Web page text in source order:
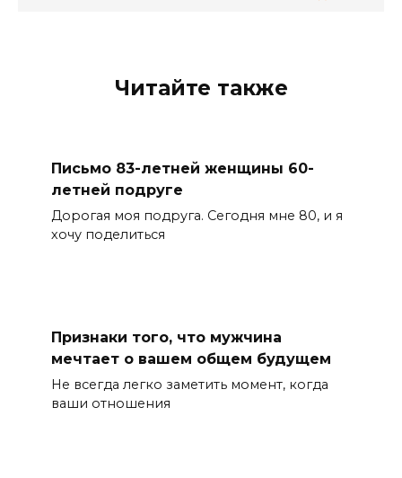
Читайте также
Письмо 83-летней женщины 60-
летней подруге
Дорогая моя подруга. Сегодня мне 80, и я
хочу поделиться
Признаки того, что мужчина
мечтает о вашем общем будущем
Не всегда легко заметить момент, когда
ваши отношения